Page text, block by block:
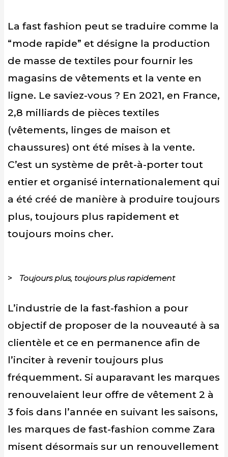
La fast fashion peut se traduire comme la
“mode rapide” et désigne la production
de masse de textiles pour fournir les
magasins de vêtements et la vente en
ligne. Le saviez-vous ? En 2021, en France,
2,8 milliards de pièces textiles
(vêtements, linges de maison et
chaussures) ont été mises à la vente.
C’est un système de prêt-à-porter tout
entier et organisé internationalement qui
a été créé de manière à produire toujours
plus, toujours plus rapidement et
toujours moins cher.
Toujours plus, toujours plus rapidement
L’industrie de la fast-fashion a pour
objectif de proposer de la nouveauté à sa
clientèle et ce en permanence afin de
l’inciter à revenir toujours plus
fréquemment. Si auparavant les marques
renouvelaient leur offre de vêtement 2 à
3 fois dans l’année en suivant les saisons,
les marques de fast-fashion comme Zara
misent désormais sur un renouvellement